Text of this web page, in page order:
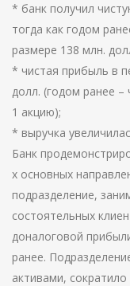
* банк получил
тогда как годом
размере 138 млн.
* чистая прибыль в
долл. (годом ранее
1 акцию);
* выручка
Банк
х основных
подразделение,
состоятельных
доналоговой
ранее.
активами,